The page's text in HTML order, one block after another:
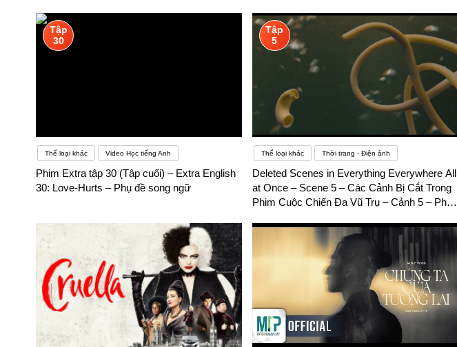
Tập
30
Thể loại khác Video Học tiếng Anh
Phim Extra tập 30 (Tập cuối) – Extra English
30: Love-Hurts – Phụ đề song ngữ
Tập
5
Thể loại khác Thời trang - Điện ảnh
Deleted Scenes in Everything Everywhere All
at Once – Scene 5 – Các Cảnh Bị Cắt Trong
Phim Cuộc Chiến Đa Vũ Trụ – Cảnh 5 – Phụ